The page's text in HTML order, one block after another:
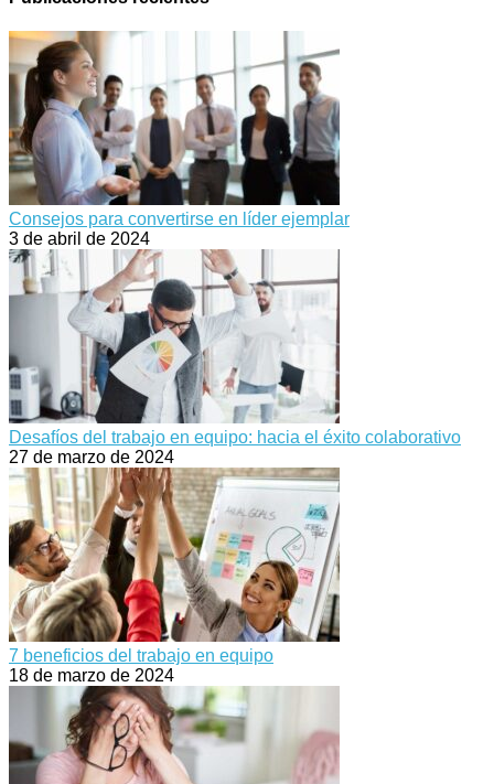
Consejos para convertirse en líder ejemplar
3 de abril de 2024
Desafíos del trabajo en equipo: hacia el éxito colaborativo
27 de marzo de 2024
7 beneficios del trabajo en equipo
18 de marzo de 2024